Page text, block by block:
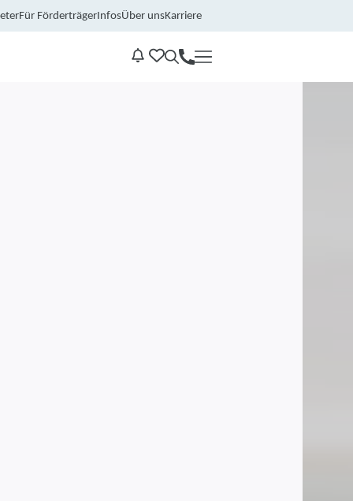
Für FörderträgerInfosÜber unsKarriere
Kontakt